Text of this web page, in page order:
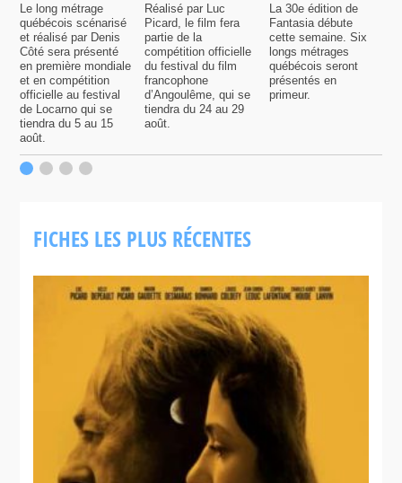
Le long métrage
québécois scénarisé
et réalisé par Denis
Côté sera présenté
en première mondiale
et en compétition
officielle au festival
de Locarno qui se
tiendra du 5 au 15
août.
Réalisé par Luc
Picard, le film fera
partie de la
compétition officielle
du festival du film
francophone
d’Angoulême, qui se
tiendra du 24 au 29
août.
La 30e édition de
Fantasia débute
cette semaine. Six
longs métrages
québécois seront
présentés en
primeur.
FICHES LES PLUS RÉCENTES